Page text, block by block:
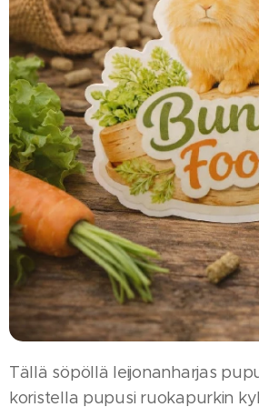
Tällä söpöllä leijonanharjas
koristella pupusi ruokapurkin